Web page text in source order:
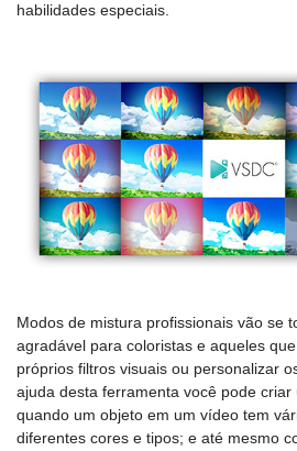
habilidades especiais.
Modos de mistura profissionais vão se
agradável para coloristas e aqueles
próprios filtros visuais ou personalizar
ajuda desta ferramenta você pode criar
quando um objeto em um vídeo tem
diferentes cores e tipos; e até mesmo